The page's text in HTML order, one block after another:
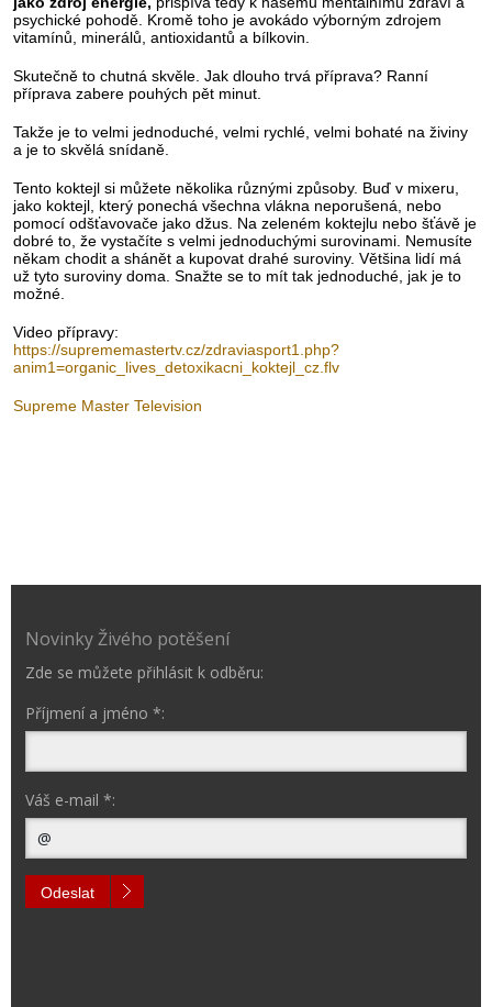
psychické pohodě. Kromě toho je avokádo výborným zdrojem
vitamínů, minerálů, antioxidantů a bílkovin.
Skutečně to chutná skvěle. Jak dlouho trvá příprava? Ranní
příprava zabere pouhých pět minut.
Takže je to velmi jednoduché, velmi rychlé, velmi bohaté na živiny
a je to skvělá snídaně.
Tento koktejl si můžete několika různými způsoby. Buď v mixeru,
jako koktejl, který ponechá všechna vlákna neporušená, nebo
pomocí odšťavovače jako džus. Na zeleném koktejlu nebo šťávě je
dobré to, že vystačíte s velmi jednoduchými surovinami. Nemusíte
někam chodit a shánět a kupovat drahé suroviny. Většina lidí má
už tyto suroviny doma. Snažte se to mít tak jednoduché, jak je to
možné.
Video přípravy:
https://suprememastertv.cz/zdraviasport1.php?
anim1=organic_lives_detoxikacni_koktejl_cz.flv
Supreme Master Television
Novinky Živého potěšení
Zde se můžete přihlásit k odběru:
Příjmení a jméno *:
Váš e-mail *:
Odeslat